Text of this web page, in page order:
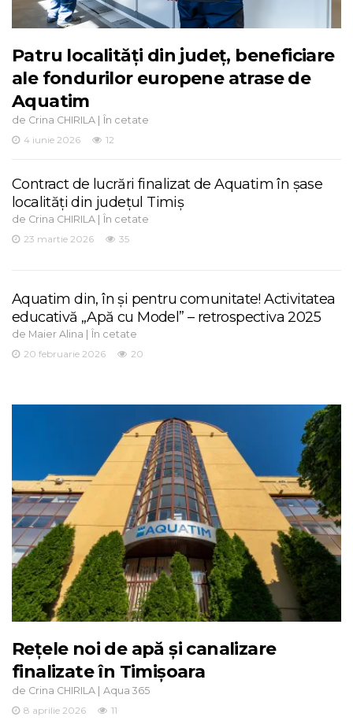
Patru localități din județ, beneficiare
ale fondurilor europene atrase de
Aquatim
de Crina CHIRILA | În cetate
4 iunie 2026
12
Contract de lucrări finalizat de Aquatim în șase
localități din județul Timiș
de Crina CHIRILA | În cetate
23 martie 2026
35
Aquatim din, în și pentru comunitate! Activitatea
educativă „Apă cu Model” – retrospectiva 2025
de Maier Alina | În cetate
20 februarie 2026
20
Rețele noi de apă și canalizare
finalizate în Timișoara
de Crina CHIRILA | Aqua 365
8 aprilie 2026
11